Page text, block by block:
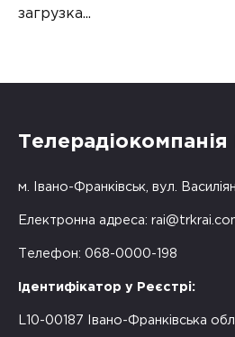
загрузка...
Телерадіокомпанія
м. Івано-Франківськ, вул.
Електронна адреса:
Телефон: 068-0000-198
Ідентифікатор у Реєстрі:
L10-00187 Івано-Франківська